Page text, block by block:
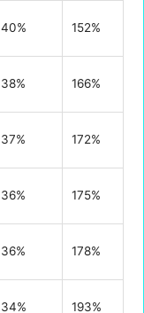
40% 152%
38% 166%
37% 172%
36% 175%
36% 178%
34% 193%